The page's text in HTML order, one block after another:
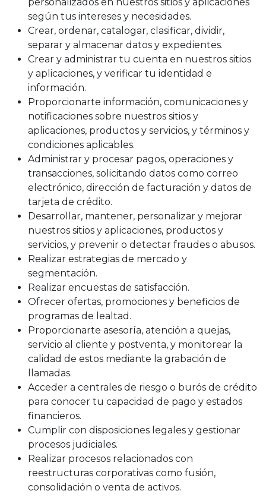
según tus intereses y necesidades.
Crear, ordenar, catalogar, clasificar, dividir,
separar y almacenar datos y expedientes.
Crear y administrar tu cuenta en nuestros sitios
y aplicaciones, y verificar tu identidad e
información.
Proporcionarte información, comunicaciones y
notificaciones sobre nuestros sitios y
aplicaciones, productos y servicios, y términos y
condiciones aplicables.
Administrar y procesar pagos, operaciones y
transacciones, solicitando datos como correo
electrónico, dirección de facturación y datos de
tarjeta de crédito.
Desarrollar, mantener, personalizar y mejorar
nuestros sitios y aplicaciones, productos y
servicios, y prevenir o detectar fraudes o abusos.
Realizar estrategias de mercado y
segmentación.
Realizar encuestas de satisfacción.
Ofrecer ofertas, promociones y beneficios de
programas de lealtad.
Proporcionarte asesoría, atención a quejas,
servicio al cliente y postventa, y monitorear la
calidad de estos mediante la grabación de
llamadas.
Acceder a centrales de riesgo o burós de crédito
para conocer tu capacidad de pago y estados
financieros.
Cumplir con disposiciones legales y gestionar
procesos judiciales.
Realizar procesos relacionados con
reestructuras corporativas como fusión,
consolidación o venta de activos.